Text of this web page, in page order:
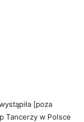
[poza
Tancerzy w Polsce